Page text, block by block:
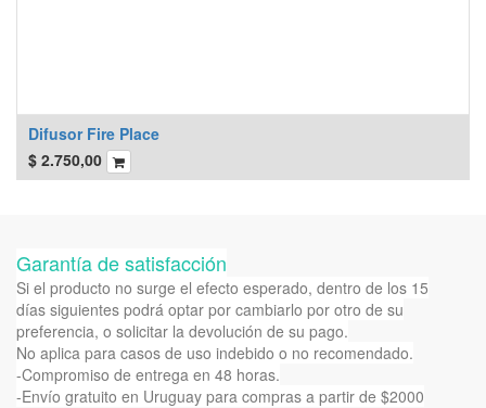
Difusor Fire Place
$ 2.750,00
Garantía de satisfacción
Si el producto no surge el efecto esperado, dentro de los 15
días siguientes podrá optar por cambiarlo por otro de su
preferencia, o solicitar la devolución de su pago.
No aplica para casos de uso indebido o no recomendado.
-Compromiso de entrega en 48 horas.
-Envío gratuito en Uruguay para compras a partir de $2000